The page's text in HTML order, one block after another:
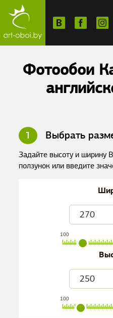
Фотообои
1 Выбрать
Задайте высоту и ширину
ползунок или введите
100
100